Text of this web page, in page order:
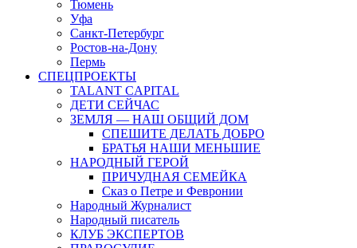
Тюмень
Уфа
Санкт-Петербург
Ростов-на-Дону
Пермь
СПЕЦПРОЕКТЫ
TALANT CAPITAL
ДЕТИ СЕЙЧАС
ЗЕМЛЯ — НАШ ОБЩИЙ ДОМ
СПЕШИТЕ ДЕЛАТЬ ДОБРО
БРАТЬЯ НАШИ МЕНЬШИЕ
НАРОДНЫЙ ГЕРОЙ
ПРИЧУДНАЯ СЕМЕЙКА
Сказ о Петре и Февронии
Народный Журналист
Народный писатель
КЛУБ ЭКСПЕРТОВ